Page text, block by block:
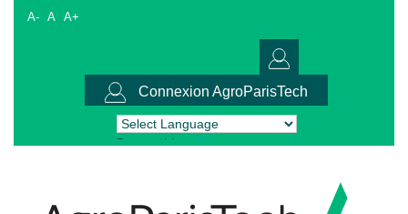
A- A A+
Connexion AgroParisTech
Powered by Translate